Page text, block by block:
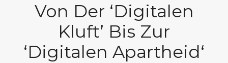
Von Der ‘Digitalen
Kluft’ Bis Zur
‘Digitalen Apartheid‘